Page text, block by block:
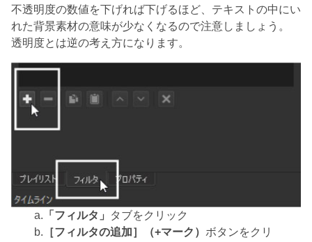
不透明度の数値を下げれば下げるほど、テキストの中にい
れた背景素材の意味が少なくなるので注意しましょう。
透明度とは逆の考え方になります。
a. 「フィルタ」
タブをクリック
b. ［フィルタの追加］（+マーク） ボタンをクリ